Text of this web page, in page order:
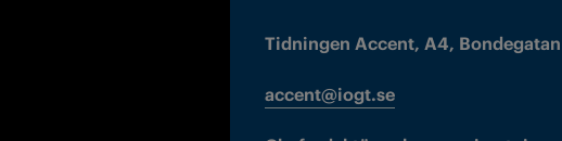
Tidningen Accent, A4,
accent@iogt.se